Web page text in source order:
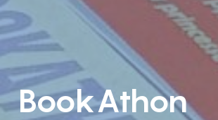
BookAthon